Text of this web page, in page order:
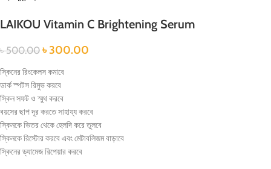
LAIKOU Vitamin C Brightening Serum
৳500.00 ৳300.00
স্কিনের রিংকেলস কমাবে
ডার্ক স্পটস রিমুভ করবে
স্কিন সফট ও স্মুথ করবে
বয়সের ছাপ দূর করতে সাহায্য করবে
স্কিনকে ভিতর থেকে হেলদি করে তুলবে
স্কিনকে রিস্টোর করবে এবং মেটাবলিজম বাড়াবে
স্কিনের ড্যামেজ রিপেয়ার করবে